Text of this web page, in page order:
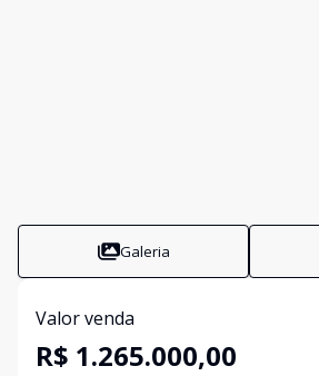
Galeria
Valor venda
R$ 1.265.000,00